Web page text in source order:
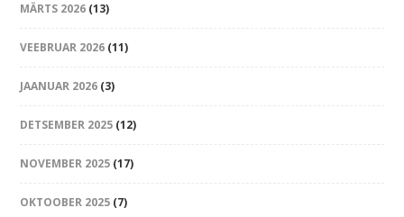
MÄRTS 2026 (13)
VEEBRUAR 2026 (11)
JAANUAR 2026 (3)
DETSEMBER 2025 (12)
NOVEMBER 2025 (17)
OKTOOBER 2025 (7)